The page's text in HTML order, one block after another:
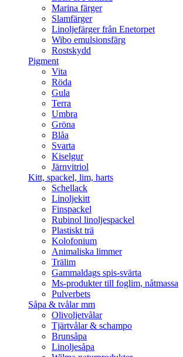
Marina färger
Slamfärger
Linoljefärger från Enetorpet
Wibo emulsionsfärg
Rostskydd
Pigment
Vita
Röda
Gula
Terra
Umbra
Gröna
Blåa
Svarta
Kiselgur
Järnvitriol
Kitt, spackel, lim, harts
Schellack
Linoljekitt
Finspackel
Rubinol linoljespackel
Plastiskt trä
Kolofonium
Animaliska limmer
Trälim
Gammaldags spis-svärta
Ms-produkter till foglim, nåtmassa
Pulverbets
Såpa & tvålar mm
Olivoljetvålar
Tjärtvålar & schampo
Brunsåpa
Linoljesåpa